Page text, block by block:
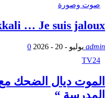
صوت وصورة
… Je suis jaloux
admin يوليو - 20 - 2026
0
TV24
الموت ديال الضحك
المدرسة “